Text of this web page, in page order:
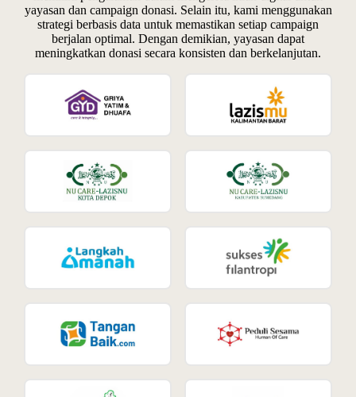
yayasan dan campaign donasi. Selain itu, kami menggunakan
strategi berbasis data untuk memastikan setiap campaign
berjalan optimal. Dengan demikian, yayasan dapat
meningkatkan donasi secara konsisten dan berkelanjutan.